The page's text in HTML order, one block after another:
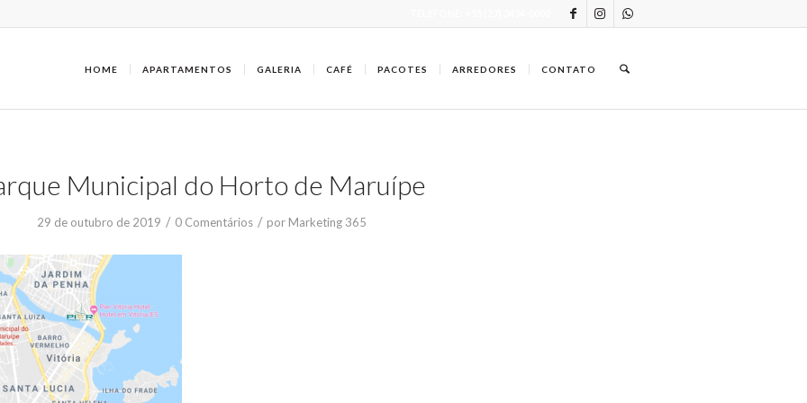
HOME APARTAMENTOS GALERIA CAFÉ PACOTES ARREDORES CONTATO
Municipal do Horto de Maruípe
29 de outubro de 2019 / 0 Comentários / por Marketing 365